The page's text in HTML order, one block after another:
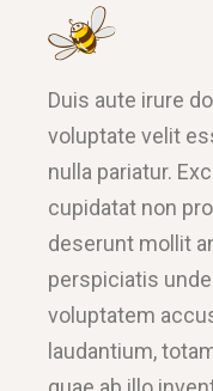
Duis aute irure
voluptate velit
nulla pariatur.
cupidatat non
deserunt mollit
perspiciatis
voluptatem
laudantium,